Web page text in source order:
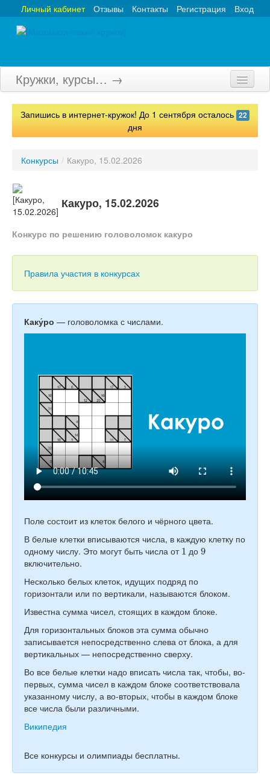
Вход
Регистрация
Контакты
Отзывы
Личный кабинет
Кружки, курсы… →
Главная
Турниры
Тесты
Игры
Запишись в интернет-кружок! До 1 сентября осталось 22
дня
Конкурсы / Какуро, 15.02.2026
Какуро, 15.02.2026
Конкурс по решению головоломок какуро
Правила участия в конкурсах
Каку́ро — головоломка с числами.
Поле состоит из клеток белого и чёрного цвета.
В белые клетки вписываются числа, в каждую клетку по
одному числу. Это могут быть числа от1до9
включительно.
Несколько белых клеток, идущих подряд по
горизонтали или по вертикали, называются блоком.
Известна сумма чисел, стоящих в каждом блоке.
Для горизонтальных блоков эта сумма обычно
записывается непосредственно слева от блока, а для
вертикальных — непосредственно сверху.
Во все белые клетки надо вписать числа так, чтобы, во-
первых, сумма чисел в каждом блоке соответствовала
указанному числу, а во-вторых, чтобы в каждом блоке
все числа были различными.
Википедия
Все конкурсы и олимпиады бесплатны.